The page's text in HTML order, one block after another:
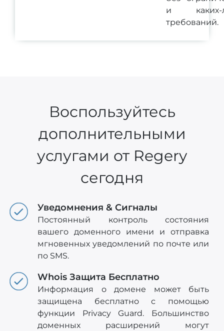
и каких-
требований.
Воспользуйтесь
дополнительными
услугами от Regery
сегодня
Уведомнения & Сигналы
Постоянный контроль состояния
вашего доменного имени и отправка
мгновенных уведомлений по почте или
по SMS.
Whois Защита Бесплатно
Информация о домене может быть
защищена бесплатно с помощью
функции Privacy Guard. Большинство
доменных расширений могут